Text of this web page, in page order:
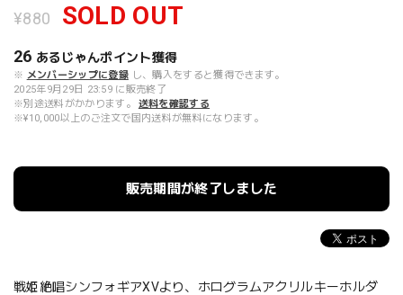
¥880 SOLD OUT
26 あるじゃんポイント獲得
※ メンバーシップに登録 し、購入をすると獲得できます。
2025年9月29日 23:59 に販売終了
※別途送料がかかります。
送料を確認する
※¥10,000以上のご注文で国内送料が無料になります。
販売期間が終了しました
戦姫絶唱シンフォギアXVより、ホログラムアクリルキーホルダ